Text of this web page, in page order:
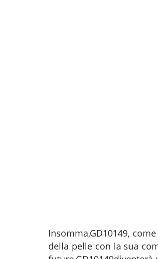
Insomma,GD10149,
della pelle con la sua